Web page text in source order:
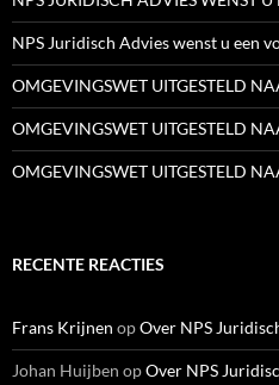
NPS Juridisch Advies wenst u een
OMGEVINGSWET UITGESTELD
OMGEVINGSWET UITGESTELD
OMGEVINGSWET UITGESTELD
RECENTE REACTIES
Frans Krijnen opOver NPS
Johan Huijben opOver NPS